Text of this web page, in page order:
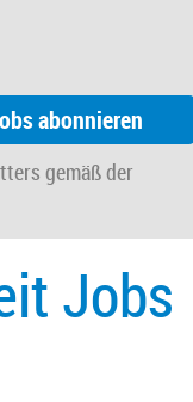
abonnieren
gemäß der
Jobs